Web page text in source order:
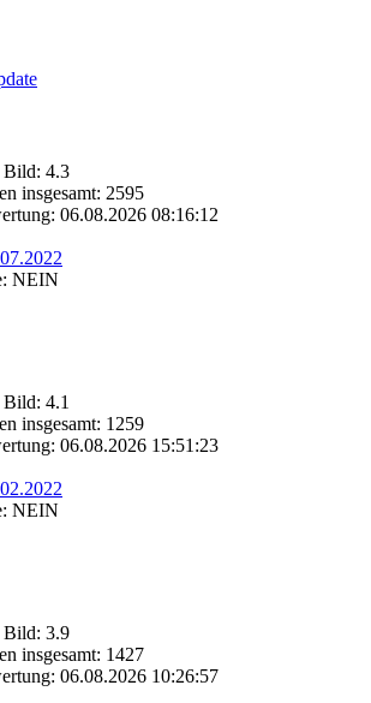
Bild: 4.3
insgesamt: 2595
06.08.2026 08:16:12
NEIN
4.1
insgesamt: 1259
06.08.2026 15:51:23
NEIN
Bild: 3.9
insgesamt: 1427
06.08.2026 10:26:57